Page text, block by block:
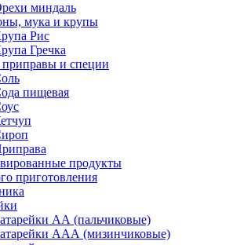
миндаль
мука и крупы
Рис
Гречка
и специи
пищевая
продукты
приготовления
АА (пальчиковые)
ААА (мизинчиковые)